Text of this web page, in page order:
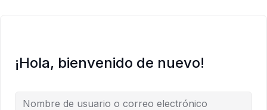
¡Hola, bienvenido de nuevo!